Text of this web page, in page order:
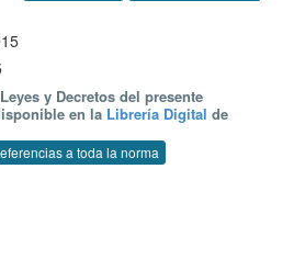
y Decretos del presente
en la Librería Digital de
a toda la norma